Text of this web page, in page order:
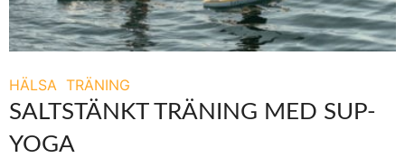
HÄLSA TRÄNING
SALTSTÄNKT TRÄNING MED SUP-
YOGA